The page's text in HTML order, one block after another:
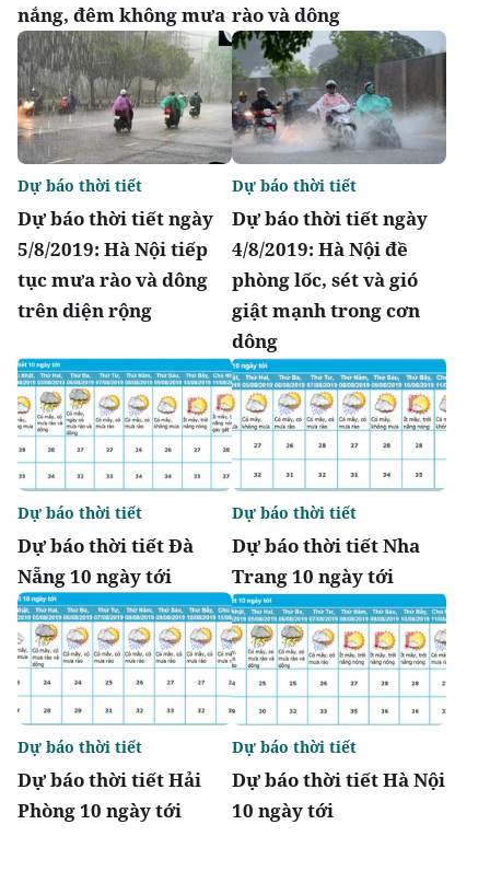
nắng, đêm không mưa rào và dông
Dự báo thời tiết ngày
5/8/2019: Hà Nội tiếp
tục mưa rào và dông
trên diện rộng
Dự báo thời tiết
Dự báo thời tiết ngày
4/8/2019: Hà Nội đề
phòng lốc, sét và gió
giật mạnh trong cơn
dông
Dự báo thời tiết
Dự báo thời tiết Đà
Nẵng 10 ngày tới
Dự báo thời tiết
Dự báo thời tiết Nha
Trang 10 ngày tới
Dự báo thời tiết
Dự báo thời tiết Hải
Phòng 10 ngày tới
Dự báo thời tiết
Dự báo thời tiết Hà Nội
10 ngày tới
Dự báo thời tiết